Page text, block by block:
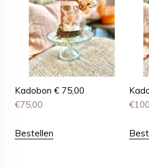
Kadobon € 75,00
€75,00
Bestellen
€